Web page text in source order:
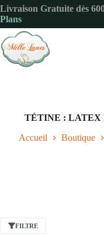
Passer
au
contenu
Livraison Gratuite dès
Plans
TÉTINE : LATEX
Accueil Boutique
FILTRE